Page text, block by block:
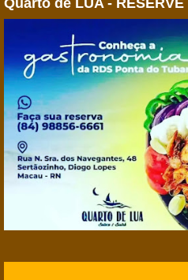
Quarto de LUA - RESERVE